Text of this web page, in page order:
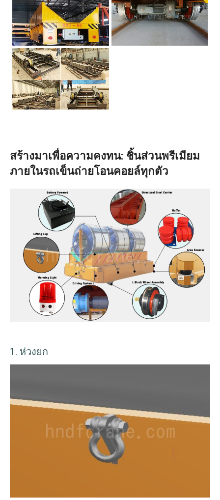
สร้างมาเพื่อความคงทน: ชิ้นส่วนพรีเมียม
ภายในรถเข็นถ่ายโอนคอยล์ทุกตัว
1. ห่วงยก